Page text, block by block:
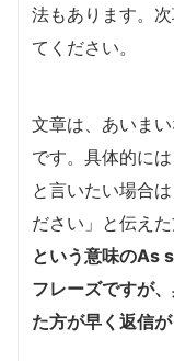
法もあります。
てください。
文章は、あいま
です。具体的に
と言いたい場合
ださい」と伝えた
という意味のAs
フレーズですが
た方が早く返信